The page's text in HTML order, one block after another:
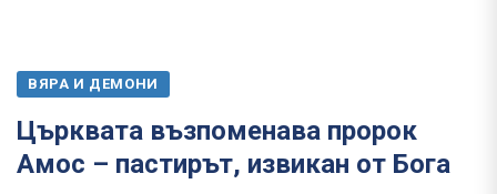
ВЯРА И ДЕМОНИ
Църквата възпоменава пророк
Амос – пастирът, извикан от Бога